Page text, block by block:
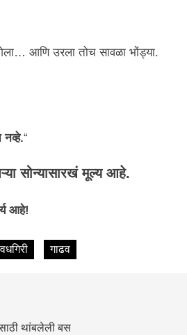
आणि उरला तोच सावळा भोंड्या.
“
सोन्यासारखं मूल्य आहे.
आहे!
गाढव
थांबलेली बस